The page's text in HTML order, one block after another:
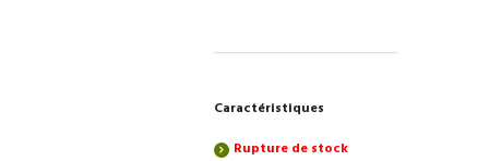
Caractéristiques
Rupture de stock